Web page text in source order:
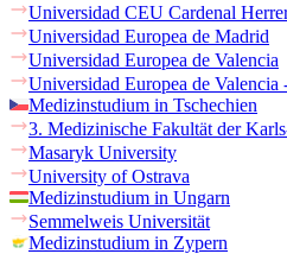
Universidad CEU Cardenal
Universidad Europea de Madrid
Universidad Europea de Valencia
Universidad Europea de Valencia
Medizinstudium in Tschechien
3. Medizinische Fakultät der
Masaryk University
University of Ostrava
Medizinstudium in Ungarn
Semmelweis Universität
Medizinstudium in Zypern